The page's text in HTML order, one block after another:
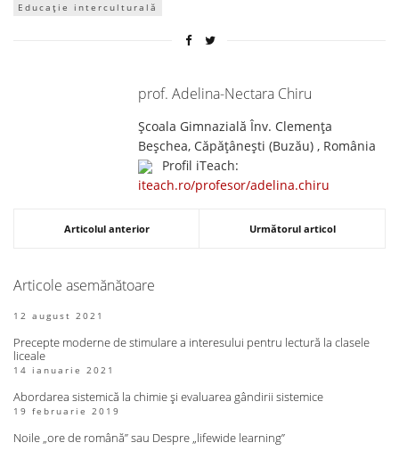
Educație interculturală
prof. Adelina-Nectara Chiru
Școala Gimnazială Înv. Clemența
Beșchea, Căpăţâneşti (Buzău) , România
Profil iTeach:
iteach.ro/profesor/adelina.chiru
Articolul anterior Următorul articol
Articole asemănătoare
12 august 2021
Precepte moderne de stimulare a interesului pentru lectură la clasele
liceale
14 ianuarie 2021
Abordarea sistemică la chimie și evaluarea gândirii sistemice
19 februarie 2019
Noile „ore de română” sau Despre „lifewide learning”